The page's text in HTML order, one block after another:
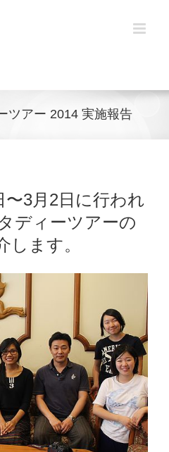
ツアー 2014 実施報告
3月2日に行われ
ディーツアーの
します。